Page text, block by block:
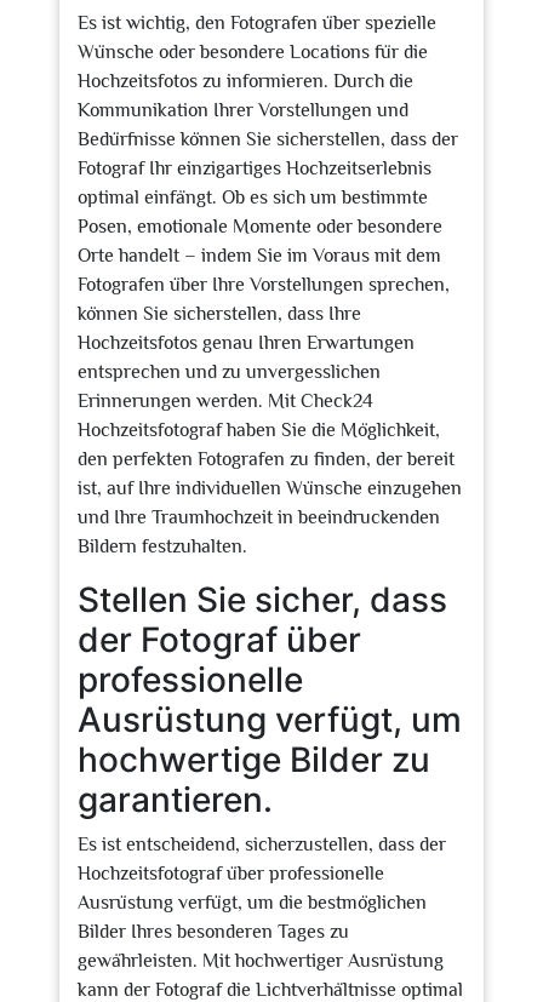
Es ist wichtig, den Fotografen über spezielle
Wünsche oder besondere Locations für die
Hochzeitsfotos zu informieren. Durch die
Kommunikation Ihrer Vorstellungen und
Bedürfnisse können Sie sicherstellen, dass der
Fotograf Ihr einzigartiges Hochzeitserlebnis
optimal einfängt. Ob es sich um bestimmte
Posen, emotionale Momente oder besondere
Orte handelt – indem Sie im Voraus mit dem
Fotografen über Ihre Vorstellungen sprechen,
können Sie sicherstellen, dass Ihre
Hochzeitsfotos genau Ihren Erwartungen
entsprechen und zu unvergesslichen
Erinnerungen werden. Mit Check24
Hochzeitsfotograf haben Sie die Möglichkeit,
den perfekten Fotografen zu finden, der bereit
ist, auf Ihre individuellen Wünsche einzugehen
und Ihre Traumhochzeit in beeindruckenden
Bildern festzuhalten.
Stellen Sie sicher, dass
der Fotograf über
professionelle
Ausrüstung verfügt, um
hochwertige Bilder zu
garantieren.
Es ist entscheidend, sicherzustellen, dass der
Hochzeitsfotograf über professionelle
Ausrüstung verfügt, um die bestmöglichen
Bilder Ihres besonderen Tages zu
gewährleisten. Mit hochwertiger Ausrüstung
kann der Fotograf die Lichtverhältnisse optimal